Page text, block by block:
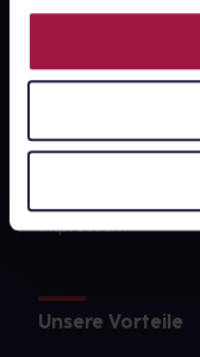
Nutzung der
Datenschutz
Impressum
Unsere Vorteile